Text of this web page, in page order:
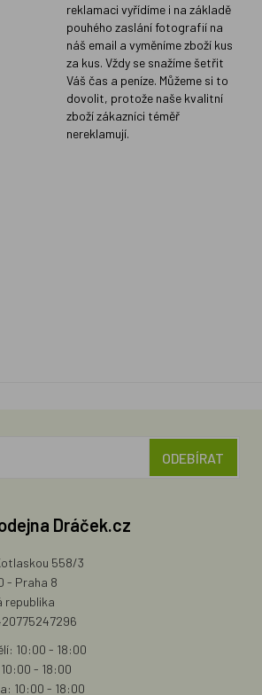
reklamaci vyřídíme i na základě
pouhého zaslání fotografií na
náš email a vyměníme zboží kus
za kus. Vždy se snažíme šetřit
Váš čas a peníze. Můžeme si to
dovolit, protože naše kvalitní
zboží zákazníci téměř
nereklamují.
ODEBÍRAT
Dráček.cz
558/3
- Praha 8
republika
10:00 - 18:00
- 18:00
10:00 - 18:00